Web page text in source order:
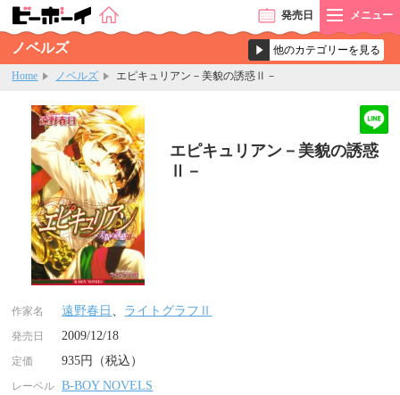
発売日 メニュー
ノベルズ
Home ノベルズ エピキュリアン－美貌の誘惑Ⅱ－
エピキュリアン－美貌の誘惑
Ⅱ－
作家名 遠野春日 、 ライトグラフⅡ
発売日 2009/12/18
定価 935円（税込）
レーベル B-BOY NOVELS